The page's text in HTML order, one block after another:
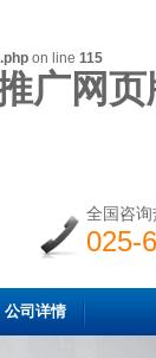
on line 115
广网页
全国咨询
025-
公司详情